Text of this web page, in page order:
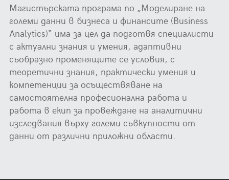
Магистърската програма по „Моделиране на
големи данни в бизнеса и финансите (Business
Analytics)“ има за цел да подготвя специалисти
с актуални знания и умения, адаптивни
съобразно променящите се условия, с
теоретични знания, практически умения и
компетенции за осъществяване на
самостоятелна професионална работа и
работа в екип за провеждане на аналитични
изследвания върху големи съвкупности от
данни от различни приложни области.